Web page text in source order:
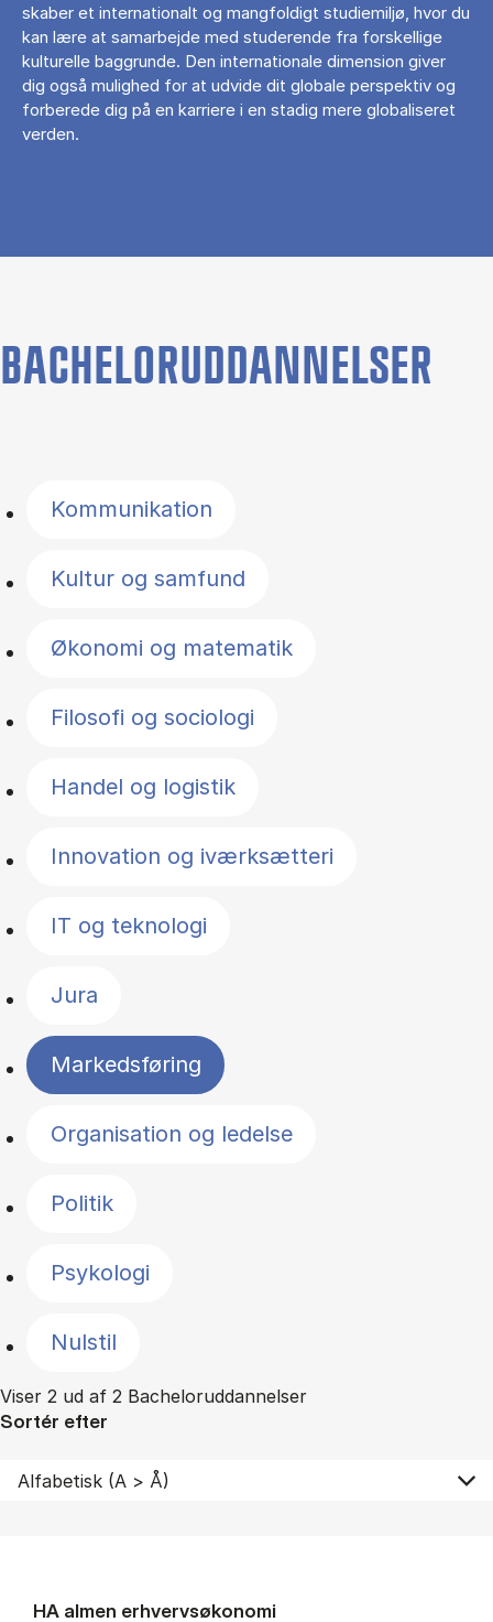
skaber et internationalt og mangfoldigt studiemiljø, hvor du
kan lære at samarbejde med studerende fra forskellige
kulturelle baggrunde. Den internationale dimension giver
dig også mulighed for at udvide dit globale perspektiv og
forberede dig på en karriere i en stadig mere globaliseret
verden.
BACHELORUDDANNELSER
Kommunikation
Kultur og samfund
Økonomi og matematik
Filosofi og sociologi
Handel og logistik
Innovation og iværksætteri
IT og teknologi
Jura
Markedsføring
Organisation og ledelse
Politik
Psykologi
Nulstil
Viser 2 ud af 2 Bacheloruddannelser
Sortér efter
HA al­men erhvervs­økonomi